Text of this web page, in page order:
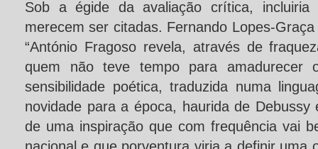
Sob a égide da avaliação crítica,
merecem ser citadas. Fernando Lopes-
“António Fragoso revela, através de
quem não teve tempo para amadurecer
sensibilidade poética, traduzida numa
novidade para a época, haurida de
de uma inspiração que com frequência vai